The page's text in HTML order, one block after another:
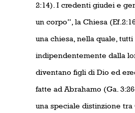
2:14). I credenti giudei e
un corpo”, la Chiesa
una chiesa, nella quale, tutti
indipendentemente dalla
diventano figli di Dio ed
fatte ad Abrahamo (Ga.
una speciale distinzione